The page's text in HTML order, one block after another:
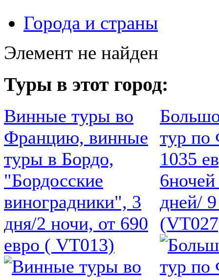
Города и страны
Элемент не найден
Туры в этот город:
Винные туры во
Францию, винные
туры в Бордо,
"Бордосские
виноградники", 3
дня/2 ночи, от 690
евро ( VT013)
тур по
1035
дней/